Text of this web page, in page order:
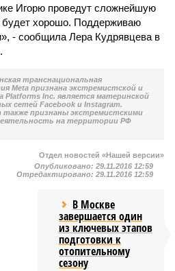
Игорю проведут сложнейшую
хорошо. Поддерживаю
- сообщила Лера Кудрявцева в
транснациональная
Meta признана экстремистской и
Platforms Inc. является материнской
сетей Facebook и Instagram.
также признаны экстремистскими
на территории РФ
Отдел новостей «Нашей версии»
Опубликовано: 29.11.2016 12:59
Отредактировано: 29.11.2016 12:59
В Москве
завершается один
из ключевых этапов
подготовки к
отопительному
сезону